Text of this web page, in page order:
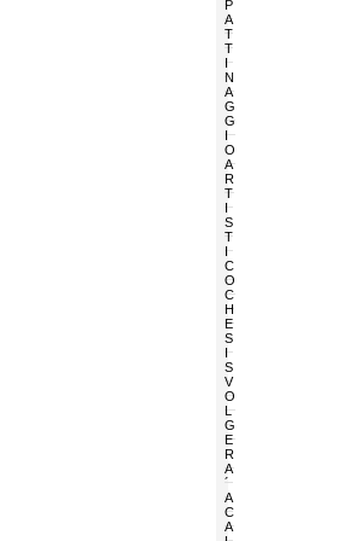
P
A
T
T
I
N
A
G
G
I
O
A
R
T
I
S
T
I
C
O
C
H
E
S
I
S
V
O
L
G
E
R
A
´
A
C
A